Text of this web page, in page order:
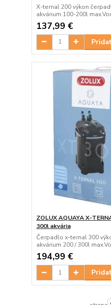
X-ternal 200 výkon
akvárium 100-200l
137,99 €
ZOLUX AQUAYA X-
300l akvária
Čerpadlo x-ternal 300
akvárium 200 / 300l
194,99 €